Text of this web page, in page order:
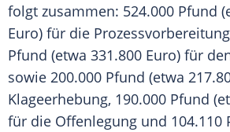
folgt zusammen: 524.000 Pfund
Euro) für die
Pfund (etwa 331.800 Euro) für
sowie 200.000 Pfund (etwa
Klageerhebung, 190.000 Pfund
für die Offenlegung und 104.110